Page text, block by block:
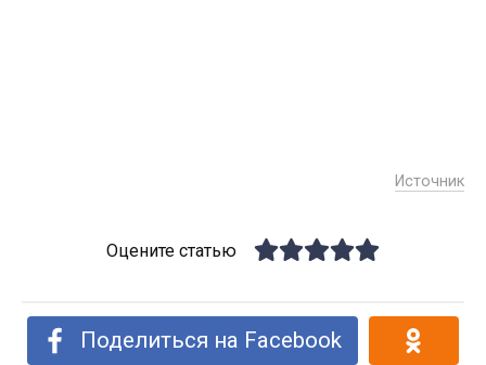
Источник
Оцените статью
Поделиться на Facebook